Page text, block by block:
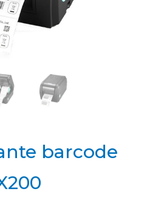
barcode